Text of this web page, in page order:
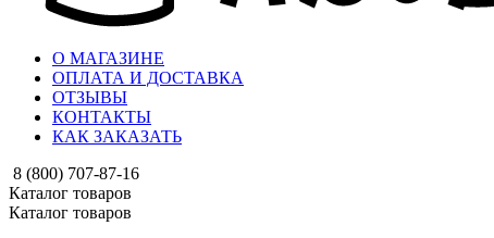
О МАГАЗИНЕ
ОПЛАТА И ДОСТАВКА
ОТЗЫВЫ
КОНТАКТЫ
КАК ЗАКАЗАТЬ
8 (800) 707-87-16
Каталог товаров
Каталог товаров